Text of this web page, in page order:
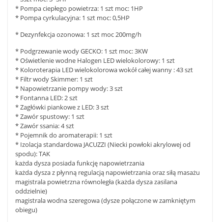
* Pompa ciepłego powietrza: 1 szt moc: 1HP
* Pompa cyrkulacyjna: 1 szt moc: 0,5HP
* Dezynfekcja ozonowa: 1 szt moc 200mg/h
* Podgrzewanie wody GECKO: 1 szt moc: 3KW
* Oświetlenie wodne Halogen LED wielokolorowy: 1 szt
* Koloroterapia LED wielokolorowa wokół całej wanny : 43 szt
* Filtr wody Skimmer: 1 szt
* Napowietrzanie pompy wody: 3 szt
* Fontanna LED: 2 szt
* Zagłówki piankowe z LED: 3 szt
* Zawór spustowy: 1 szt
* Zawór ssania: 4 szt
* Pojemnik do aromaterapii: 1 szt
* Izolacja standardowa JACUZZI (Niecki powłoki akrylowej od
spodu): TAK
każda dysza posiada funkcję napowietrzania
każda dysza z płynną regulacją napowietrzania oraz siłą masażu
magistrala powietrzna równoległa (każda dysza zasilana
oddzielnie)
magistrala wodna szeregowa (dysze połączone w zamkniętym
obiegu)